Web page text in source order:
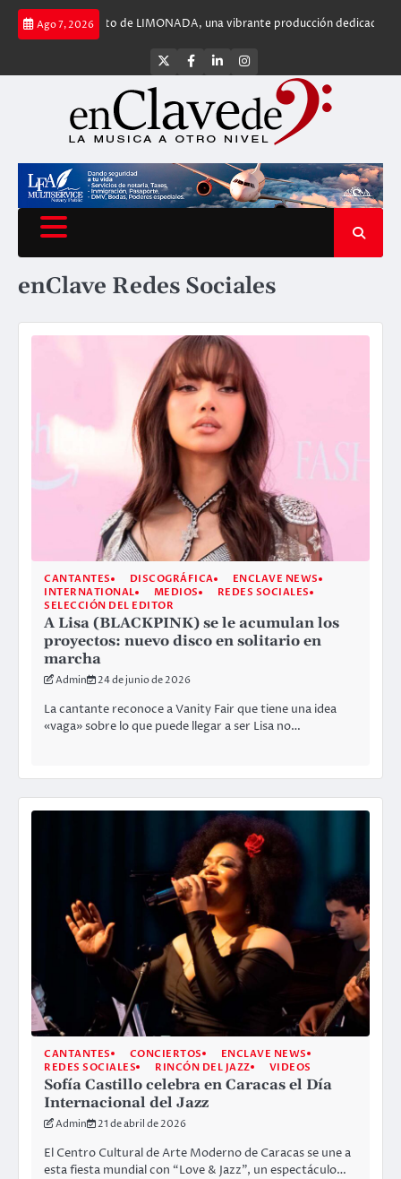
Saltar
Ago 7, 2026
de LIMONADA, una vibrante producción dedicada a la música
Twitter
Facebook
LinkedInInstagram
enClave Redes Sociales
CANTANTES DISCOGRÁFICA
ENCLAVE NEWS
INTERNATIONAL
MEDIOS
REDES SOCIALES
SELECCIÓN DEL EDITOR
A Lisa (BLACKPINK) se le acumulan los
proyectos: nuevo disco en solitario en
marcha
Admin 24 de junio de 2026
La cantante reconoce a Vanity Fair que tiene una idea
«vaga» sobre lo que puede llegar a ser Lisa no…
CANTANTES CONCIERTOS
ENCLAVE NEWS
REDES SOCIALES
RINCÓN DEL JAZZ VIDEOS
Sofía Castillo celebra en Caracas el Día
Internacional del Jazz
Admin 21 de abril de 2026
El Centro Cultural de Arte Moderno de Caracas se une a
esta fiesta mundial con “Love & Jazz”, un espectáculo…